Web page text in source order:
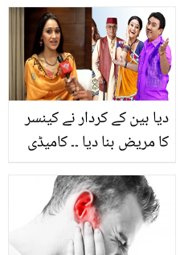
دیا بین کے کردار نے کینسر
کا مریض بنا دیا ۔۔ کامیڈی
چشمہ کی دیا بین کیسے
مہلک بیماری کا شکار ہو
گئیں؟